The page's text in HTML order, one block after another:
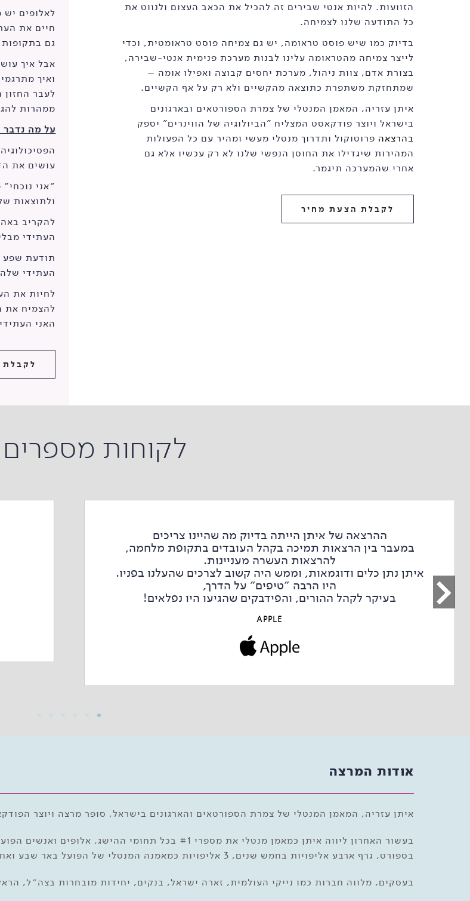
הזוועות. להיות אנטי שבירים זה להכיל את הכאב העצום ולנווט את
כל התודעה שלנו לצמיחה.
בדיוק כמו שיש פוסט טראומה, יש גם צמיחה פוסט טראומטית, וכדי
לייצר צמיחה מהטראומה עלינו לבנות מערכת פנימית אנטי-שבירה,
בצורת אדם, צוות ניהול, מערכת יחסים קבוצה ואפילו אומה –
שמתחזקת משתפרת כתוצאה מהקשיים ולא רק על אף הקשיים.
איתן עזריה, המאמן המנטלי של צמרת הספורטאים ובארגונים
בישראל ויוצר פודקאסט המצליח "הביולוגיה של הווינרים" יספק
בהרצאה פרוטוקול ותדרוך מנטלי מעשי ומהיר עם כל הפעולות
המהירות שיגדילו את החוסן הנפשי שלנו לא רק עכשיו אלא גם
אחרי שהמערכה תיגמר.
לקבלת הצעת מחיר
לאלופים
חיים את
גם בתקופות
אבל איך
ואיך
לעבר החזון
ממהרות
על מה נדבר
עושים את
״אני
ולתוצאות שלו, 3 אסטרטגיות פשוטות
להקריב
העתידי
תודעת שפע
העתידי
לחיות את
להצמיח את
האני
לקוחות
ההרצאה של איתן הייתה בדיוק מה שהיינו צריכים
במעבר בין הרצאות תמיכה בקהל העובדים בתקופת מלחמה,
להרצאות העשרה מעניינות.
איתן נתן כלים ודוגמאות, וממש היה קשוב לצרכים שהעלנו בפניו.
היו הרבה ״טיפים״ על הדרך,
בעיקר לקהל ההורים, והפידבקים שהגיעו היו נפלאים!
APPLE
אודות המרצה
איתן עזריה, המאמן המנטלי של צמרת הספורטאים והארגונים בישראל, סופר מרצה ויוצר
בעשור האחרון ליווה איתן כמאמן מנטלי את מספרי #1 בכל
בספורט, גרף ארבע אליפויות בחמש שנים, 3 אליפויות כמאמנה המנטלי של הפועל באר שבע ואחת במכבי חיפה ממש עכשיו.
בעסקים, מלווה חברות כמו נייקי העולמית, זארה ישראל, בנקים, יחידות מובחרות בצה״ל,